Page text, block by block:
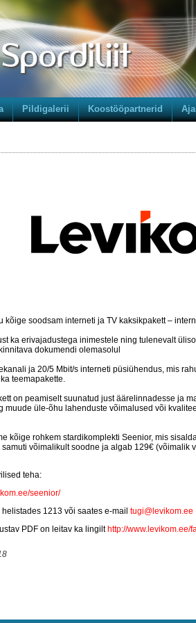
Pildigalerii Koostööpartnerid
kõige soodsam interneti ja TV kaksikpakett –
ka erivajadustega inimestele ning tulenevalt
dokumendi olemasolul
ja 20/5 Mbit/s interneti püsiühendus, mis
teemapakette.
on peamiselt suunatud just äärelinnadesse ja
muude üle-õhu lahenduste võimalused või
kõige rohkem stardikomplekti Seenior, mis
võimalikult soodne ja algab 129€ (võimalik
teha:
seenior/
1213 või saates e-mail tugi@levikom.ee
PDF on leitav ka lingilt http://www.levikom.ee/